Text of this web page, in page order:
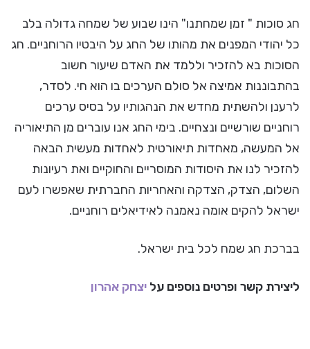
חג סוכות " זמן שמחתנו" הינו שבוע של שמחה גדולה בלב
כל יהודי המפנים את מהותו של החג על היבטיו הרוחניים. חג
הסוכות בא להזכיר וללמד את האדם שיעור חשוב
בהתבוננות אמיצה אל סולם הערכים בו הוא חי. לסדר,
לרענן ולהשתית מחדש את הנהגותיו על בסיס ערכים
רוחניים שורשיים ונצחיים. בימי החג אנו עוברים מן התיאוריה
אל המעשה, מאחדות תיאורטית לאחדות מעשית הבאה
להזכיר לנו את היסודות המוסריים והחוקיים ואת רעיונות
השלום, הצדק, הצדקה והאחריות החברתית שאפשרו לעם
ישראל להקים אומה נאמנה לאידיאלים רוחניים.
בברכת חג שמח לכל בית ישראל.
ליצירת קשר ופרטים נוספים על יצחק אהרון